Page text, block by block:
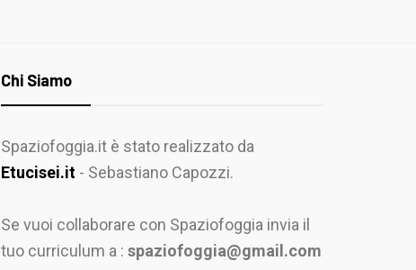
Chi Siamo
Spaziofoggia.it è stato realizzato da
Etucisei.it - Sebastiano Capozzi.
Se vuoi collaborare con Spaziofoggia invia il
tuo curriculum a : spaziofoggia@gmail.com